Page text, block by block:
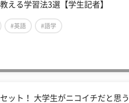
える学習法3選【学生記者】
#英語 #語学
ット！ 大学生がニコイチだと思う